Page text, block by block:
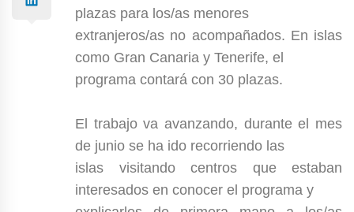
plazas para los/as menores
extranjeros/as no acompañados. En islas
como Gran Canaria y Tenerife, el
programa contará con 30 plazas.
El trabajo va avanzando, durante el mes
de junio se ha ido recorriendo las
islas visitando centros que estaban
interesados en conocer el programa y